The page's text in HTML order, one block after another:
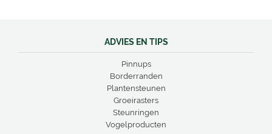
ADVIES EN TIPS
Pinnups
Borderranden
Plantensteunen
Groeirasters
Steunringen
Vogelproducten